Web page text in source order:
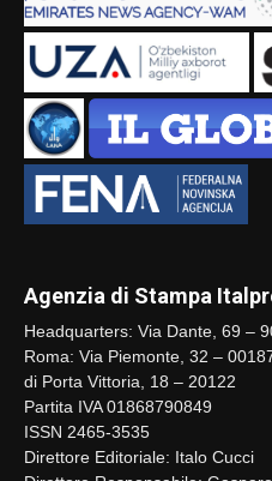
Agenzia di Stampa
Headquarters: Via Dante, 69 –
Roma: Via Piemonte, 32 –
di Porta Vittoria, 18 – 20122
Partita IVA 01868790849
ISSN 2465-3535
Direttore Editoriale: Italo Cucci